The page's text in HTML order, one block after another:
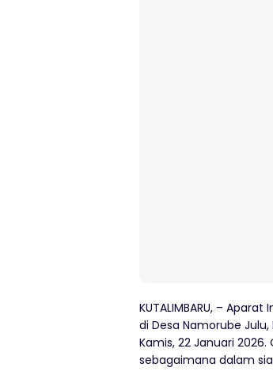
KUTALIMBARU, –
di Desa Namorube
Kamis, 22 Januari
sebagaimana dalam